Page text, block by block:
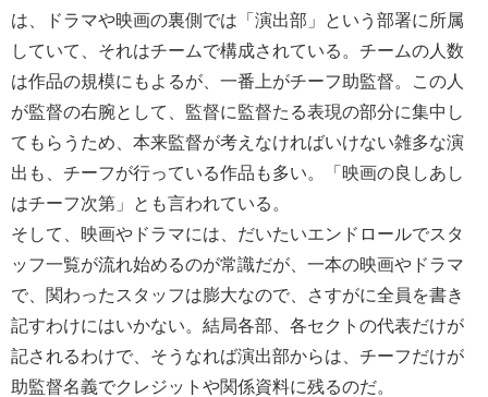
は、ドラマや映画の裏側では「演出部」という部署に所属
していて、それはチームで構成されている。チームの人数
は作品の規模にもよるが、一番上がチーフ助監督。この人
が監督の右腕として、監督に監督たる表現の部分に集中し
てもらうため、本来監督が考えなければいけない雑多な演
出も、チーフが行っている作品も多い。「映画の良しあし
はチーフ次第」とも言われている。
そして、映画やドラマには、だいたいエンドロールでスタ
ッフ一覧が流れ始めるのが常識だが、一本の映画やドラマ
で、関わったスタッフは膨大なので、さすがに全員を書き
記すわけにはいかない。結局各部、各セクトの代表だけが
記されるわけで、そうなれば演出部からは、チーフだけが
助監督名義でクレジットや関係資料に残るのだ。